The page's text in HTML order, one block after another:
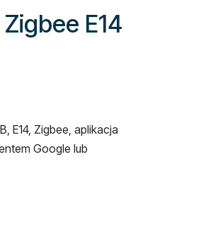
E14
E14, Zigbee, aplikacja
Google lub